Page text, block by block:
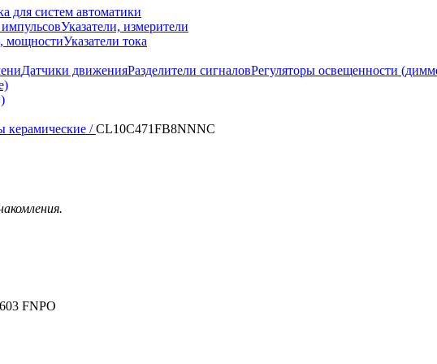
для систем автоматики
Указатели, измерители
мощностиУказатели тока
Датчики движенияРазделители сигналовРегуляторы освещенности
керамические /CL10C471FB8NNNC
FNPO